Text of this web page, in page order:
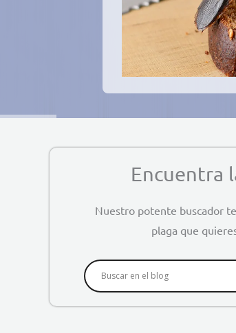
Encuentra
Nuestro potente buscador
plaga que